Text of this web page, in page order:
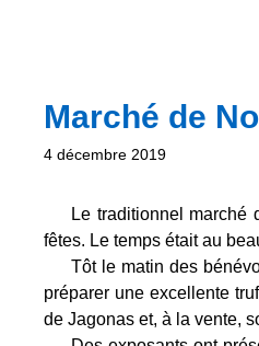
Marché de
4 décembre 2019
Le traditionnel marché
fêtes. Le temps était au
Tôt le matin des
préparer une excellente
de Jagonas et, à la vente,